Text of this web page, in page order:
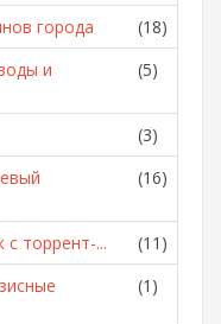
города
(18)
и
(5)
(3)
(16)
торрент-...
(11)
(1)